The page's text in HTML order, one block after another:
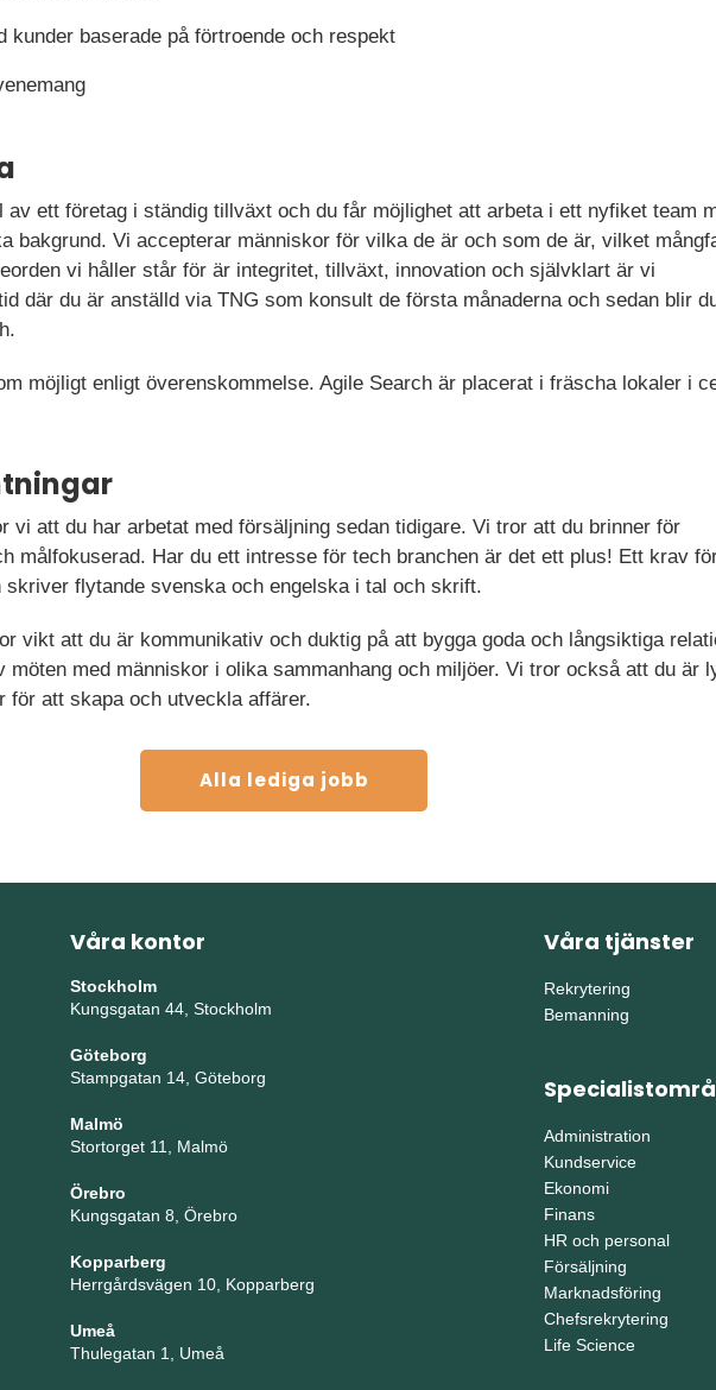
kunder baserade på förtroende och respekt
av ett företag i ständig tillväxt och du får möjlighet att arbeta i ett nyfiket team
bakgrund. Vi accepterar människor för vilka de är och som de är, vilket
vi håller står för är integritet, tillväxt, innovation och självklart är vi
där du är anställd via TNG som konsult de första månaderna och sedan blir
möjligt enligt överenskommelse. Agile Search är placerat i fräscha lokaler i
vi att du har arbetat med försäljning sedan tidigare. Vi tror att du brinner för
målfokuserad. Har du ett intresse för tech branchen är det ett plus! Ett krav
flytande svenska och engelska i tal och skrift.
vikt att du är kommunikativ och duktig på att bygga goda och långsiktiga
möten med människor i olika sammanhang och miljöer. Vi tror också att du är
för att skapa och utveckla affärer.
Alla lediga jobb
Våra kontor
Stockholm
Kungsgatan 44, Stockholm
Göteborg
Stampgatan 14, Göteborg
Malmö
Stortorget 11, Malmö
Örebro
Kungsgatan 8, Örebro
Kopparberg
Herrgårdsvägen 10, Kopparberg
Umeå
Thulegatan 1, Umeå
Våra tjänster
Rekrytering
Bemanning
Administration
Kundservice
Ekonomi
Finans
HR och personal
Försäljning
Marknadsföring
Chefsrekrytering
Life Science